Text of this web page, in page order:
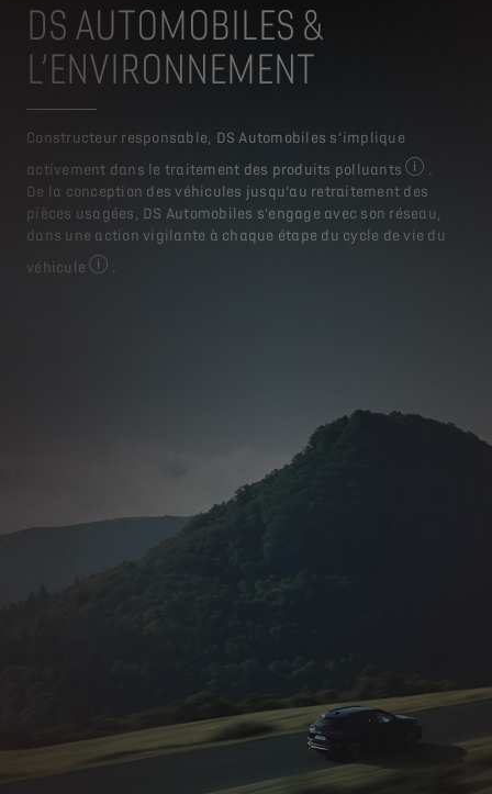
DS AUTOMOBILES &
L’ENVIRONNEMENT
Constructeur responsable, DS Automobiles s’implique
activement dans le traitement des produits polluants
Pour plus
De la conception des véhicules jusqu’au retraitement des
pièces usagées, DS Automobiles s’engage avec son réseau,
dans une action vigilante à chaque étape du cycle de vie du
véhicule